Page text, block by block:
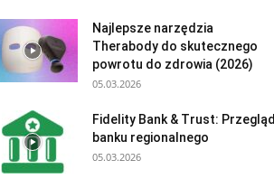
Najlepsze narzędzia
Therabody do skutecznego
powrotu do zdrowia (2026)
05.03.2026
Fidelity Bank & Trust: Przegląd
banku regionalnego
05.03.2026